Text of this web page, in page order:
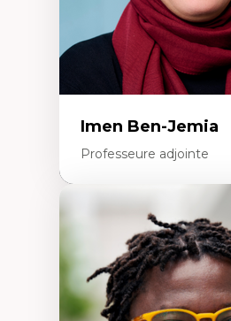
Imen Ben-Jemia
Professeure adjointe
Expertises
Discours sur la ville et
Mosquées, formes et
Reconnaissance et
communautés
urbain
Design architectural et